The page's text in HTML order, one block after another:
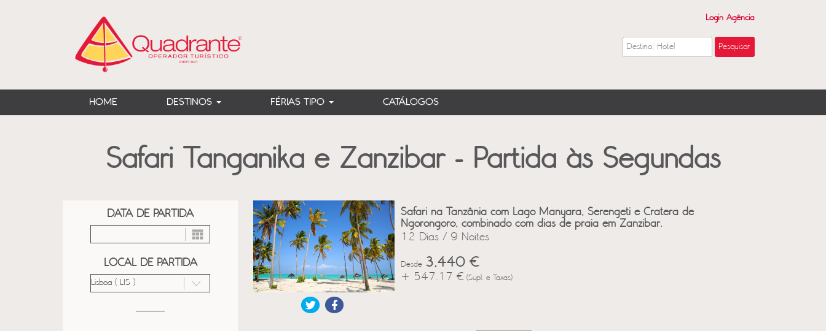
Login Agência
HOME DESTINOS FÉRIAS TIPO CATÁLOGOS
Safari Tanganika e Zanzibar - Partida às Segundas
DATA DE PARTIDA
LOCAL DE PARTIDA
Safari na Tanzânia com Lago Manyara, Serengeti e Cratera de
Ngorongoro, combinado com dias de praia em Zanzibar.
12 Dias / 9 Noites
Desde 3,440 €
+ 547.17 € (Supl. e Taxas)